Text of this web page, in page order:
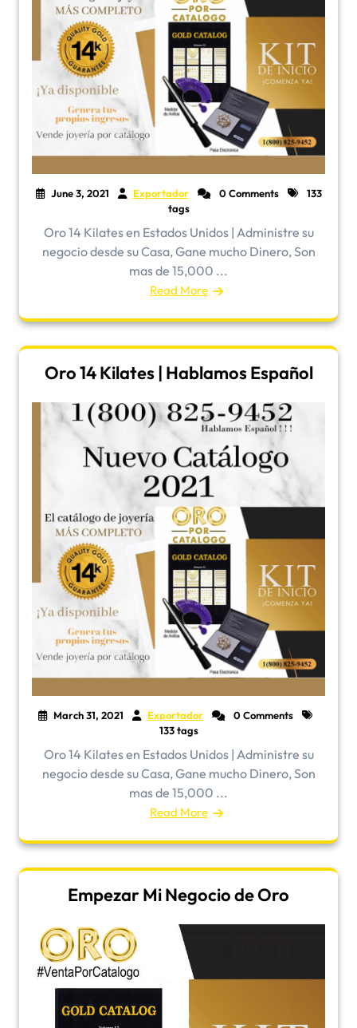
June 3, 2021 Exportador 0 Comments
133
tags
Oro 14 Kilates en Estados Unidos | Administre su
negocio desde su Casa, Gane mucho Dinero, Son
mas de 15,000 ...
Read More
Oro 14 Kilates | Hablamos Español
March 31, 2021 Exportador
0 Comments
133 tags
Oro 14 Kilates en Estados Unidos | Administre su
negocio desde su Casa, Gane mucho Dinero, Son
mas de 15,000 ...
Read More
Empezar Mi Negocio de Oro